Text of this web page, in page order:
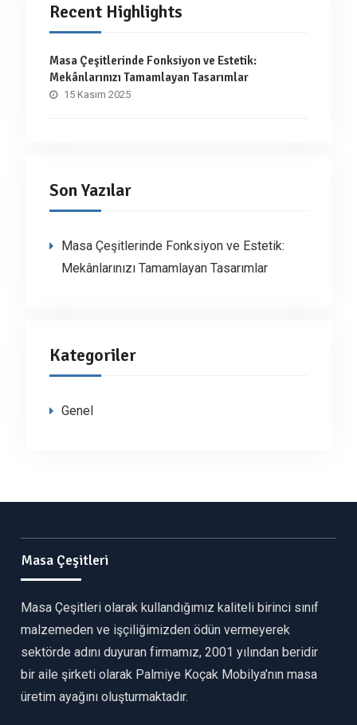
Recent Highlights
Masa Çeşitlerinde Fonksiyon ve Estetik:
Mekânlarınızı Tamamlayan Tasarımlar
15 Kasım 2025
Son Yazılar
Masa Çeşitlerinde Fonksiyon ve Estetik:
Mekânlarınızı Tamamlayan Tasarımlar
Kategoriler
Genel
Masa Çeşitleri
Masa Çeşitleri olarak kullandığımız kaliteli birinci sınıf
malzemeden ve işçiliğimizden ödün vermeyerek
sektörde adını duyuran firmamız, 2001 yılından beridir
bir aile şirketi olarak Palmiye Koçak Mobilya’nın masa
üretim ayağını oluşturmaktadır.